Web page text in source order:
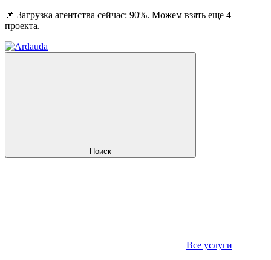
📌 Загрузка агентства сейчас: 90%. Можем взять еще 4
проекта.
Поиск
Все услуги